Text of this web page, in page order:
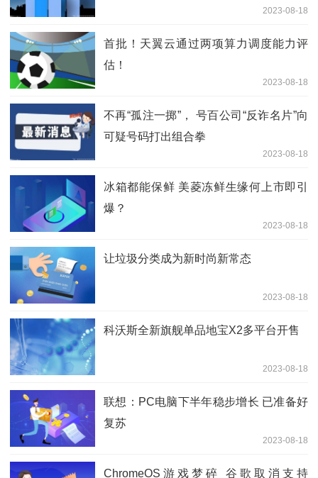
2023-08-18
首批！天翼云通过两项算力调度能力评
估！
2023-08-18
不再“孤注一掷”， 号百公司“反诈名片”向
可疑号码打出组合拳
2023-08-18
冰箱都能保鲜 美菱冻鲜生缘何上市即引
爆？
2023-08-18
让垃圾分类成为新时尚新常态
2023-08-18
科沃斯全新旗舰单品地宝X2多平台开售
2023-08-18
联想：PC电脑下半年稳步增长 已准备好
复苏
2023-08-18
ChromeOS游戏梦碎 谷歌取消支持